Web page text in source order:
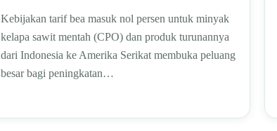
Kebijakan tarif bea masuk nol persen untuk minyak
kelapa sawit mentah (CPO) dan produk turunannya
dari Indonesia ke Amerika Serikat membuka peluang
besar bagi peningkatan…